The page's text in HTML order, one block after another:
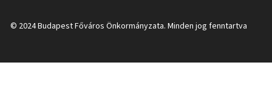
© 2024 Budapest Főváros Önkormányzata. Minden jog fenntartva